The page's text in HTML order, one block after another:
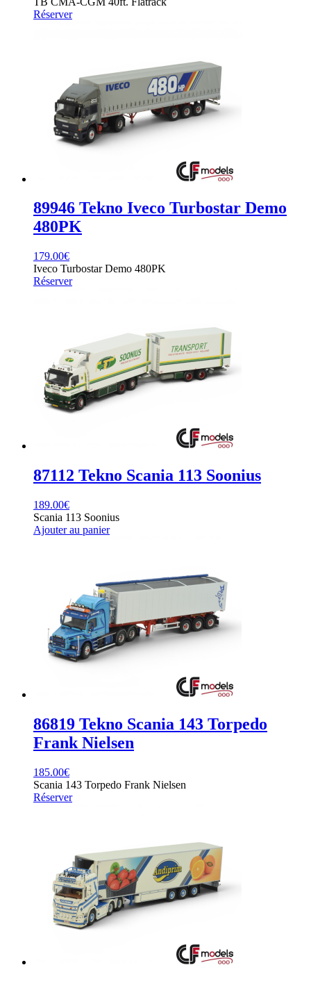
Réserver
89946 Tekno Iveco Turbostar Demo
480PK
179.00€
Iveco Turbostar Demo 480PK
Réserver
87112 Tekno Scania 113 Soonius
189.00€
Scania 113 Soonius
Ajouter au panier
86819 Tekno Scania 143 Torpedo
Frank Nielsen
185.00€
Scania 143 Torpedo Frank Nielsen
Réserver